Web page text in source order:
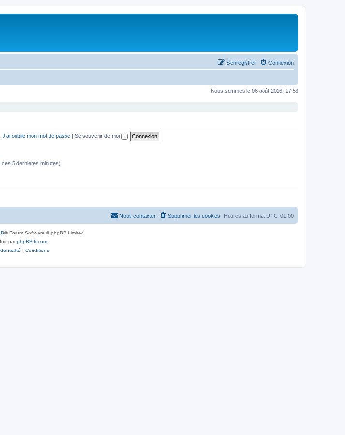
Connexion
S’enregistrer
Nous sommes le 06 août 2026, 17:53
J’ai oublié mon mot de passe | Se souvenir de moi
ces 5 dernières minutes)
Heures au format UTC+01:00
Supprimer les cookies
Nous contacter
® Forum Software © phpBB Limited
parphpBB-fr.com
| Conditions